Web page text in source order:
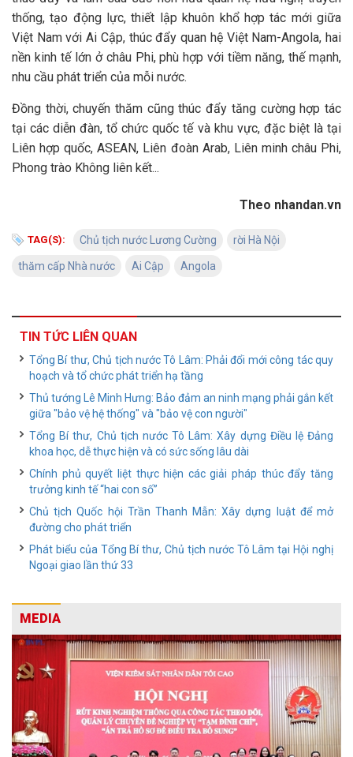
thống, tạo động lực, thiết lập khuôn khổ hợp tác mới giữa
Việt Nam với Ai Cập, thúc đẩy quan hệ Việt Nam-Angola, hai
nền kinh tế lớn ở châu Phi, phù hợp với tiềm năng, thế mạnh,
nhu cầu phát triển của mỗi nước.
Đồng thời, chuyến thăm cũng thúc đẩy tăng cường hợp tác
tại các diễn đàn, tổ chức quốc tế và khu vực, đặc biệt là tại
Liên hợp quốc, ASEAN, Liên đoàn Arab, Liên minh châu Phi,
Phong trào Không liên kết...
Theo nhandan.vn
TAG(S): Chủ tịch nước Lương Cường rời Hà Nội
thăm cấp Nhà nước Ai Cập Angola
TIN TỨC LIÊN QUAN
Tổng Bí thư, Chủ tịch nước Tô Lâm: Phải đổi mới công tác quy
hoạch và tổ chức phát triển hạ tầng
Thủ tướng Lê Minh Hưng: Bảo đảm an ninh mạng phải gắn kết
giữa "bảo vệ hệ thống" và "bảo vệ con người"
Tổng Bí thư, Chủ tịch nước Tô Lâm: Xây dựng Điều lệ Đảng
khoa học, dễ thực hiện và có sức sống lâu dài
Chính phủ quyết liệt thực hiện các giải pháp thúc đẩy tăng
trưởng kinh tế “hai con số”
Chủ tịch Quốc hội Trần Thanh Mẫn: Xây dựng luật để mở
đường cho phát triển
Phát biểu của Tổng Bí thư, Chủ tịch nước Tô Lâm tại Hội nghị
Ngoại giao lần thứ 33
MEDIA